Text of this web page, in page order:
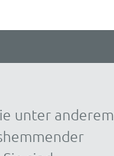
unter anderem